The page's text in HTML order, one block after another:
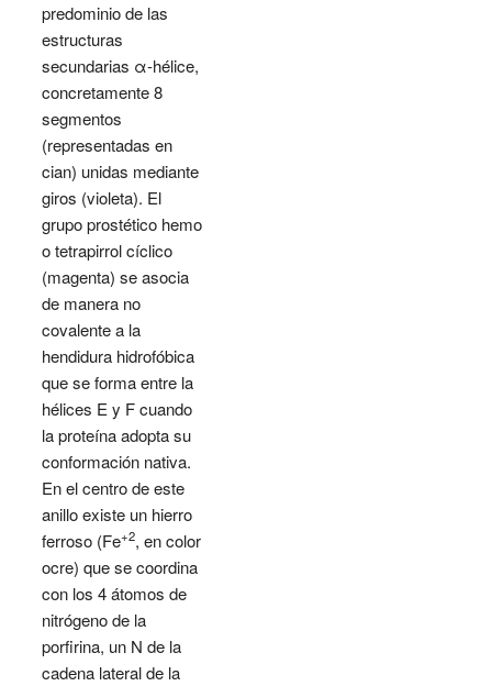
predominio de las
estructuras
secundarias α-hélice,
concretamente 8
segmentos
(representadas en
cian) unidas mediante
giros (violeta). El
grupo prostético hemo
o tetrapirrol cíclico
(magenta) se asocia
de manera no
covalente a la
hendidura hidrofóbica
que se forma entre la
hélices E y F cuando
la proteína adopta su
conformación nativa.
En el centro de este
anillo existe un hierro
ferroso (Fe+2, en color
ocre) que se coordina
con los 4 átomos de
nitrógeno de la
porfirina, un N de la
cadena lateral de la